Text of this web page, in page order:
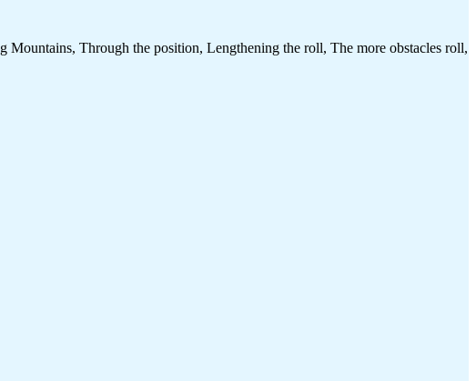
Through the position, Lengthening the roll, The more obstacles roll,